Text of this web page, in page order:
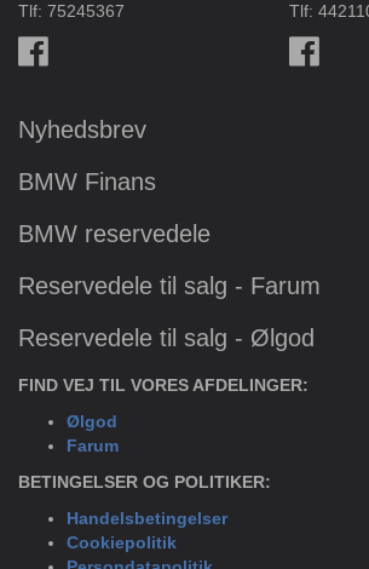
Tlf: 75245367
Tlf:
Nyhedsbrev
BMW Finans
BMW reservedele
Reservedele til salg - Farum
Reservedele til salg - Ølgod
FIND VEJ TIL VORES AFDELINGER:
Ølgod
Farum
BETINGELSER OG POLITIKER:
Handelsbetingelser
Cookiepolitik